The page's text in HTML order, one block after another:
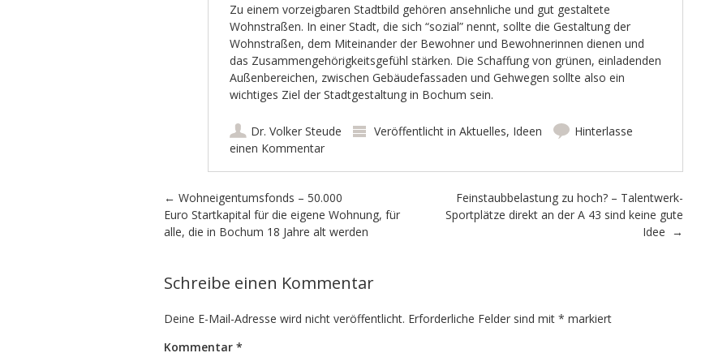
Zu einem vorzeigbaren Stadtbild gehören ansehnliche und gut gestaltete
Wohnstraßen. In einer Stadt, die sich “sozial” nennt, sollte die Gestaltung der
Wohnstraßen, dem Miteinander der Bewohner und Bewohnerinnen dienen und
das Zusammengehörigkeitsgefühl stärken. Die Schaffung von grünen, einladenden
Außenbereichen, zwischen Gebäudefassaden und Gehwegen sollte also ein
wichtiges Ziel der Stadtgestaltung in Bochum sein.
Dr. Volker Steude Veröffentlicht in Aktuelles, Ideen
Hinterlasse
einen Kommentar
Artikel-Navigation
← Wohneigentumsfonds – 50.000
Euro Startkapital für die eigene Wohnung, für
alle, die in Bochum 18 Jahre alt werden
Feinstaubbelastung zu hoch? – Talentwerk-
Sportplätze direkt an der A 43 sind keine gute
Idee →
Schreibe einen Kommentar
Deine E-Mail-Adresse wird nicht veröffentlicht. Erforderliche Felder sind mit * markiert
Kommentar *